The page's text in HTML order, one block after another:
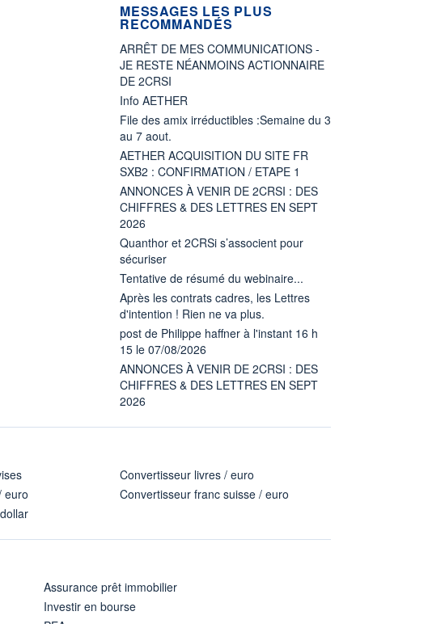
MESSAGES LES PLUS
RECOMMANDÉS
ARRÊT DE MES COMMUNICATIONS -
JE RESTE NÉANMOINS ACTIONNAIRE
DE 2CRSI
Info AETHER
File des amix irréductibles :Semaine du 3
au 7 aout.
AETHER ACQUISITION DU SITE FR
SXB2 : CONFIRMATION / ETAPE 1
ANNONCES À VENIR DE 2CRSI : DES
CHIFFRES & DES LETTRES EN SEPT
2026
Quanthor et 2CRSi s’associent pour
sécuriser
Tentative de résumé du webinaire...
Après les contrats cadres, les Lettres
d'intention ! Rien ne va plus.
post de Philippe haffner à l'instant 16 h
15 le 07/08/2026
ANNONCES À VENIR DE 2CRSI : DES
CHIFFRES & DES LETTRES EN SEPT
2026
euro
Convertisseur livres / euro
Convertisseur franc suisse / euro
Assurance prêt immobilier
Investir en bourse